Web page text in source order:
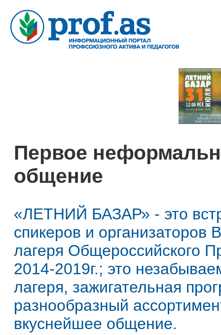
Первое
общение
«ЛЕТНИЙ БАЗАР» - это
спикеров и организаторов
лагеря Общероссийского
2014-2019г.; это
лагеря, зажигательная
разнообразный
вкуснейшее общение.